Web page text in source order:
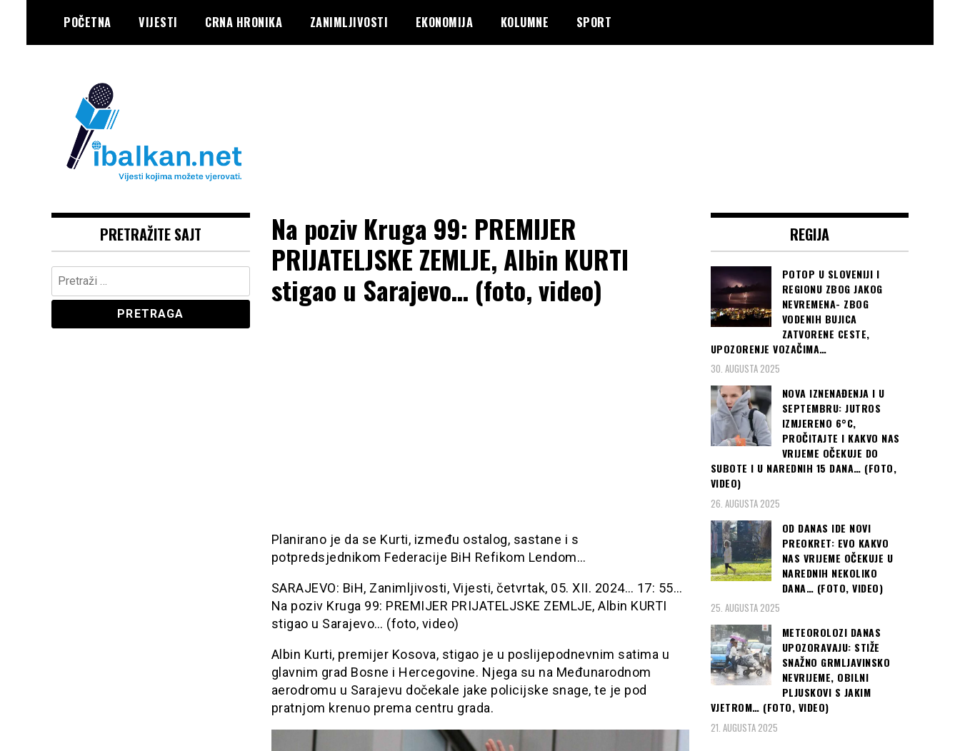
content
POČETNA VIJESTI CRNA HRONIKA ZANIMLJIVOSTI EKONOMIJA KOLUMNE SPORT
IBALKAN
Na poziv Kruga 99: PREMIJER
PRIJATELJSKE ZEMLJE, Albin KURTI
stigao u Sarajevo… (foto, video)
Planirano je da se Kurti, između ostalog, sastane i s
potpredsjednikom Federacije BiH Refikom Lendom…
SARAJEVO: BiH, Zanimljivosti, Vijesti, četvrtak, 05. XII. 2024… 17: 55…
Na poziv Kruga 99: PREMIJER PRIJATELJSKE ZEMLJE, Albin KURTI
stigao u Sarajevo… (foto, video)
Albin Kurti, premijer Kosova, stigao je u poslijepodnevnim satima u
glavnim grad Bosne i Hercegovine. Njega su na Međunarodnom
aerodromu u Sarajevu dočekale jake policijske snage, te je pod
pratnjom krenuo prema centru grada.
PRETRAŽITE SAJT
Pretraga:
REGIJA
POTOP U SLOVENIJI I
REGIONU ZBOG JAKOG
NEVREMENA- ZBOG
VODENIH BUJICA
ZATVORENE CESTE,
UPOZORENJE VOZAČIMA…
30. AUGUSTA 2025
NOVA IZNENAĐENJA I U
SEPTEMBRU: JUTROS
IZMJERENO 6°C,
PROČITAJTE I KAKVO NAS
VRIJEME OČEKUJE DO
SUBOTE I U NAREDNIH 15 DANA… (FOTO,
VIDEO)
26. AUGUSTA 2025
OD DANAS IDE NOVI
PREOKRET: EVO KAKVO
NAS VRIJEME OČEKUJE U
NAREDNIH NEKOLIKO
DANA… (FOTO, VIDEO)
25. AUGUSTA 2025
METEOROLOZI DANAS
UPOZORAVAJU: STIŽE
SNAŽNO GRMLJAVINSKO
NEVRIJEME, OBILNI
PLJUSKOVI S JAKIM
VJETROM… (FOTO, VIDEO)
21. AUGUSTA 2025